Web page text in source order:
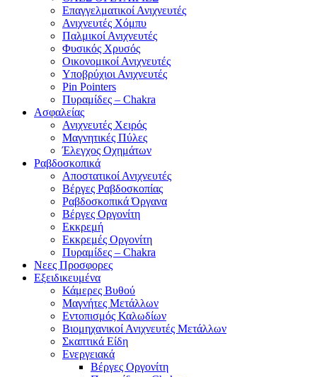
Επαγγελματικοί Ανιχνευτές
Ανιχνευτές Χόμπυ
Παλμικοί Ανιχνευτές
Φυσικός Χρυσός
Οικονομικοί Ανιχνευτές
Υποβρύχιοι Ανιχνευτές
Pin Pointers
Πυραμίδες – Chakra
Ασφαλείας
Ανιχνευτές Χειρός
Μαγνητικές Πύλες
Έλεγχος Οχημάτων
Ραβδοσκοπικά
Αποστατικοί Ανιχνευτές
Βέργες Ραβδοσκοπίας
Ραβδοσκοπικά Όργανα
Βέργες Οργονίτη
Εκκρεμή
Εκκρεμές Οργονίτη
Πυραμίδες – Chakra
Νεες Προσφορες
Εξειδικευμένα
Κάμερες Βυθού
Μαγνήτες Μετάλλων
Εντοπισμός Καλωδίων
Βιομηχανικοί Ανιχνευτές Μετάλλων
Σκαπτικά Είδη
Ενεργειακά
Βέργες Οργονίτη